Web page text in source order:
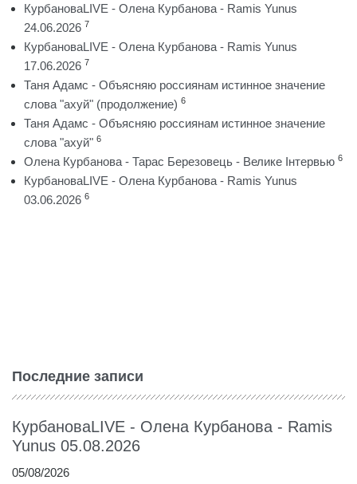
КурбановаLIVE - Олена Курбанова - Ramis Yunus
24.06.2026 7
КурбановаLIVE - Олена Курбанова - Ramis Yunus
17.06.2026 7
Таня Адамс - Объясняю россиянам истинное значение
слова "ахуй" (продолжение) 6
Таня Адамс - Объясняю россиянам истинное значение
слова "ахуй" 6
Олена Курбанова - Тарас Березовець - Велике Інтервью 6
КурбановаLIVE - Олена Курбанова - Ramis Yunus
03.06.2026 6
Последние записи
КурбановаLIVE - Олена Курбанова - Ramis
Yunus 05.08.2026
05/08/2026